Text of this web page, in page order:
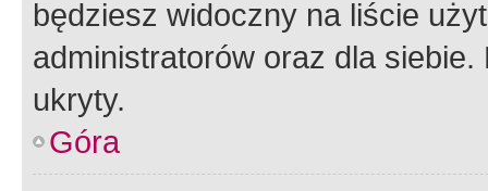
będziesz widoczny na liście
administratorów oraz dla
ukryty.
Góra